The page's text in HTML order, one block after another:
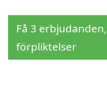
Få 3
förpliktelser